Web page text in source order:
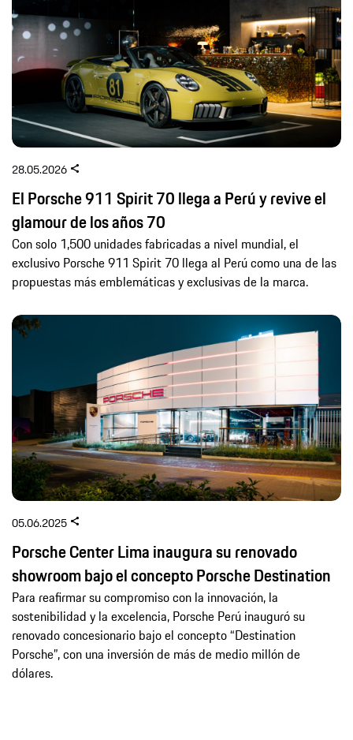
28.05.2026
El Porsche 911 Spirit 70 llega a Perú y revive el
glamour de los años 70
Con solo 1,500 unidades fabricadas a nivel mundial, el
exclusivo Porsche 911 Spirit 70 llega al Perú como una de las
propuestas más emblemáticas y exclusivas de la marca.
05.06.2025
Porsche Center Lima inaugura su renovado
showroom bajo el concepto Porsche Destination
Para reafirmar su compromiso con la innovación, la
sostenibilidad y la excelencia, Porsche Perú inauguró su
renovado concesionario bajo el concepto “Destination
Porsche”, con una inversión de más de medio millón de
dólares.